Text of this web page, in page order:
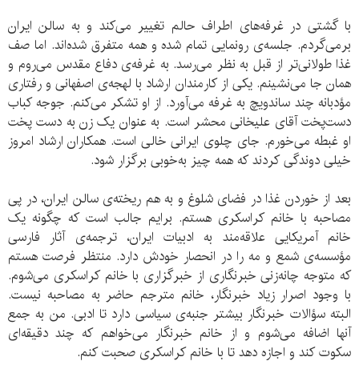
با گشتی در غرفه‌های اطراف حالم تغییر می‌کند و به سالن ایران
برمی‌گردم. جلسه‌ی رونمایی تمام شده و همه متفرق شده‌اند. اما صف
غذا طولانی‌تر از قبل به نظر می‌رسد. به غرفه‌ی دفاع مقدس می‌روم و
همان جا می‌نشینم. یکی از کارمندان ارشاد با لهجه‌ی اصفهانی و رفتاری
مؤدبانه‌‌ چند ساندویچ به غرفه می‌آورد. از او تشکر می‌کنم. جوجه کباب
دست‌پخت آقای علیخانی محشر است. به عنوان یک زن به دست پخت
او غبطه می‌‌خورم. جای چلوی ایرانی خالی است. همکاران ارشاد امروز
خیلی دوندگی کردند که همه چیز به‌خوبی برگزار شود.
بعد از خوردن غذا در فضای شلوغ و به هم ریخته‌ی سالن ایران، در پی
مصاحبه با خانم کراسکری هستم. برایم جالب است که چگونه یک
خانم آمریکایی علاقه‌مند به ادبیات ایران، ترجمه‌ی آثار فارسی
مؤسسه‌ی شمع و مه را در انحصار خودش دارد. منتظر فرصت هستم
که متوجه چانه‌زنی خبرنگاری از خبرگزاری با خانم کراسکری می‌شوم.
با وجود اصرار زیاد خبرنگار، خانم مترجم حاضر به مصاحبه نیست.
البته سؤالات خبرنگار بیشتر جنبه‌ی سیاسی دارد تا ادبی. من به جمع
آنها اضافه می‌شوم و از خانم خبرنگار می‌خواهم که چند دقیقه‌ای
سکوت کند و اجازه دهد تا با خانم کراسکری صحبت کنم.